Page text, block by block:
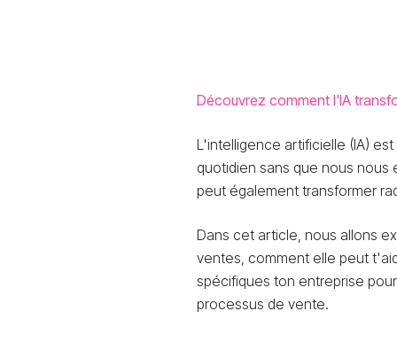
Découvrez comment l'IA
L'intelligence artificielle (IA)
quotidien sans que nous nous
peut également transformer
Dans cet article, nous allons
ventes, comment elle peut
spécifiques ton entreprise
processus de vente.